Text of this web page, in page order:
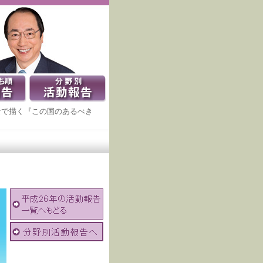
描く『この国のあるべき